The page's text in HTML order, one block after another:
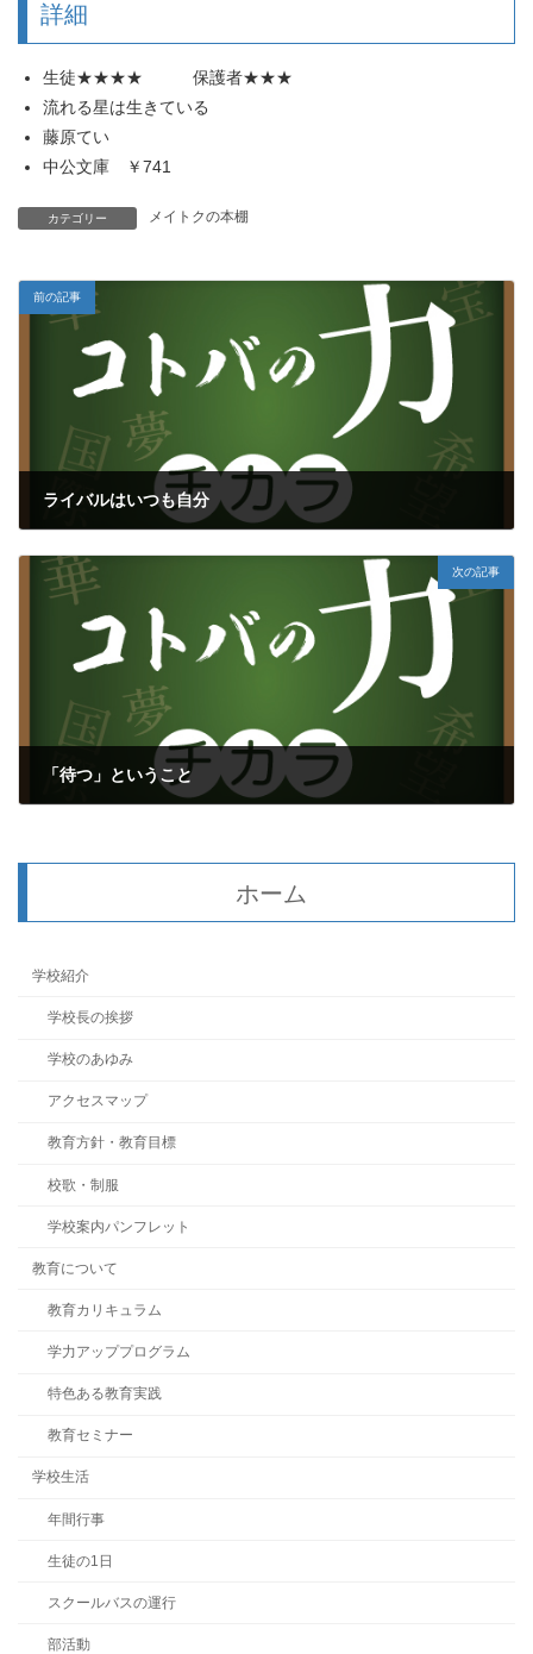
詳細
生徒★★★★ 保護者★★★
流れる星は生きている
藤原てい
中公文庫 ￥741
カテゴリー メイトクの本棚
前の記事
ライバルはいつも自分
次の記事
「待つ」ということ
ホーム
学校紹介
学校長の挨拶
学校のあゆみ
アクセスマップ
教育方針・教育目標
校歌・制服
学校案内パンフレット
教育について
教育カリキュラム
学力アッププログラム
特色ある教育実践
教育セミナー
学校生活
年間行事
生徒の1日
スクールバスの運行
部活動